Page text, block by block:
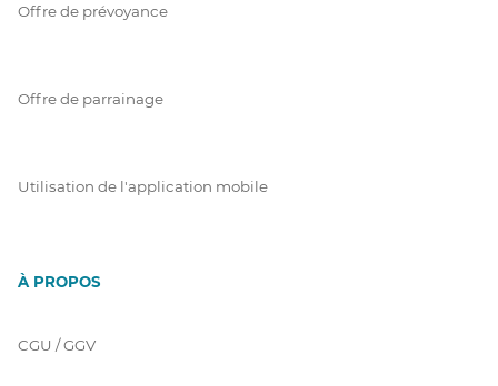
Offre de prévoyance
Offre de parrainage
Utilisation de l'application mobile
À PROPOS
CGU / GGV